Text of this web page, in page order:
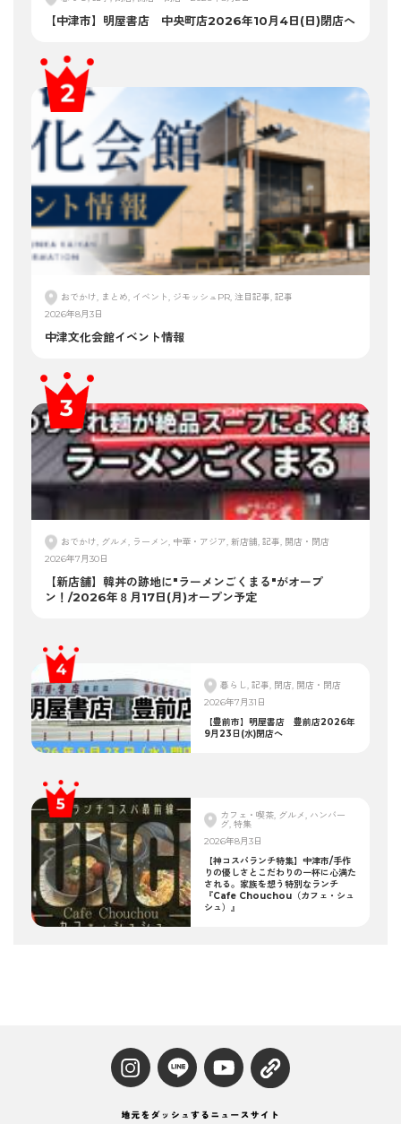
【中津市】明屋書店 中央町店2026年10月4日(日)閉店へ
おでかけ, まとめ, イベント, ジモッシュPR, 注目記事, 記事
2026年8月3日
中津文化会館イベント情報
おでかけ, グルメ, ラーメン, 中華・アジア, 新店舗, 記事, 開店・閉店
2026年7月30日
【新店舗】韓丼の跡地に"ラーメンごくまる"がオープ
ン！/2026年８月17日(月)オープン予定
暮らし, 記事, 閉店, 開店・閉店
2026年7月31日
【豊前市】明屋書店 豊前店2026年
9月23日(水)閉店へ
カフェ・喫茶, グルメ, ハンバー
グ, 特集
2026年8月3日
【神コスパランチ特集】中津市/手作
りの優しさとこだわりの一杯に心満た
される。家族を想う特別なランチ
『Cafe Chouchou（カフェ・シュ
シュ）』